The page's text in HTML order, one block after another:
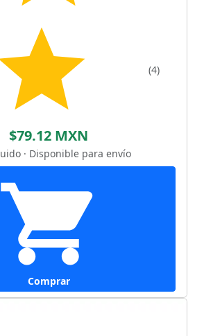
(4)
$79.12 MXN
· Disponible para envío
Comprar